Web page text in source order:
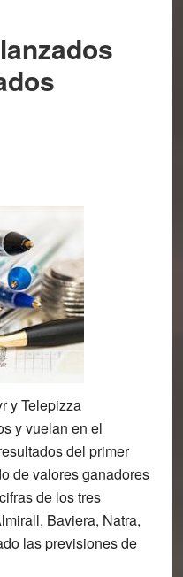
y Telepizza
y vuelan en el
del primer
de valores ganadores
de los tres
Baviera, Natra,
las previsiones de